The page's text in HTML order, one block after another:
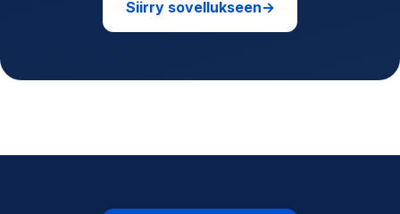
Siirry sovellukseen→